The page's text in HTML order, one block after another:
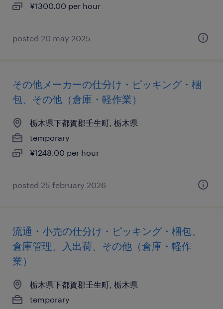
¥1300.00 per hour
posted 20 may 2025
その他メーカーの仕分け・ピッキング・梱
包、その他（倉庫・軽作業）
栃木県下都賀郡壬生町, 栃木県
temporary
¥1248.00 per hour
posted 25 february 2026
流通・小売の仕分け・ピッキング・梱包、
倉庫管理、入出荷、その他（倉庫・軽作
業）
栃木県下都賀郡壬生町, 栃木県
temporary